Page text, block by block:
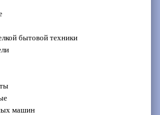
бытовой техники
машин